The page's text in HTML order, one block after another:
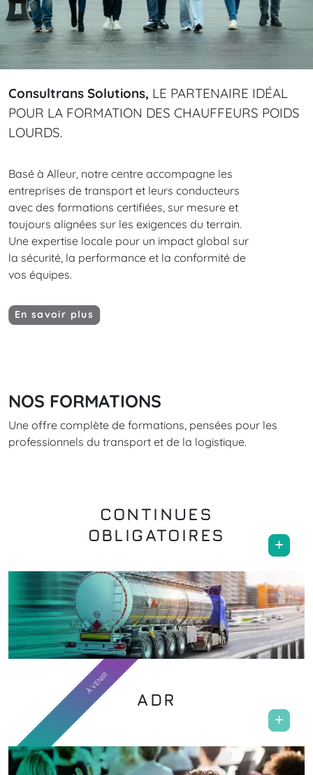
Consultrans Solutions, LE PARTENAIRE IDÉAL
POUR LA FORMATION DES CHAUFFEURS POIDS
LOURDS.
Basé à Alleur, notre centre accompagne les
entreprises de transport et leurs conducteurs
avec des formations certifiées, sur mesure et
toujours alignées sur les exigences du terrain.
Une expertise locale pour un impact global sur
la sécurité, la performance et la conformité de
vos équipes.
En savoir plus
NOS FORMATIONS
Une offre complète de formations, pensées pour les
professionnels du transport et de la logistique.
CONTINUES
OBLIGATOIRES
ADR